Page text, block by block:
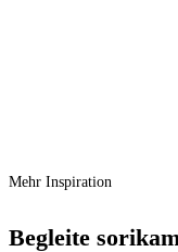
Mehr Inspiration
Begleite